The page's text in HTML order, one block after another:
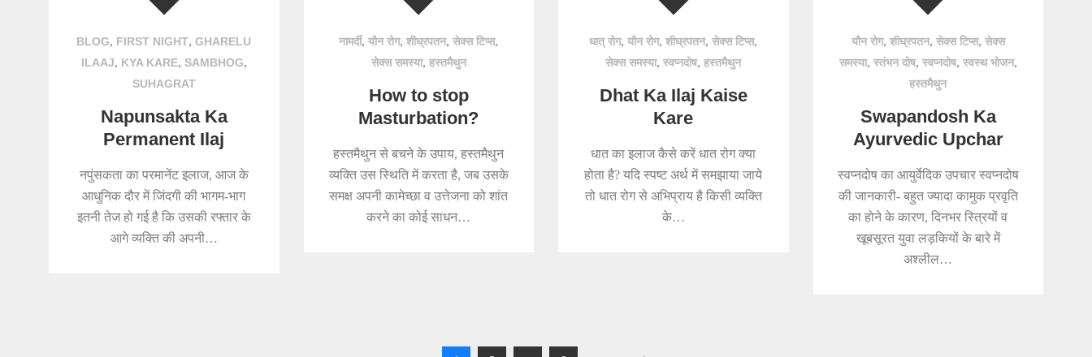
BLOG, FIRST NIGHT,GHARELU
ILAAJ, KYA KARE, SAMBHOG,
SUHAGRAT
Napunsakta Ka
Permanent Ilaj
नपुंसकता का परमानेंट इलाज, आज के
आधुनिक दौर में जिंदगी की भागम-भाग
इतनी तेज हो गई है कि उसकी रफ्तार के
आगे व्यक्ति की अपनी…
नामर्दी,यौन रोग,शीघ्रपतन,सेक्स टिप्स,
सेक्स समस्या, हस्तमैथुन
How to stop
Masturbation?
हस्तमैथुन से बचने के उपाय, हस्तमैथुन
व्यक्ति उस स्थिति में करता है, जब उसके
समक्ष अपनी कामेच्छा व उत्तेजना को शांत
करने का कोई साधन…
धात् रोग,यौन रोग,शीघ्रपतन,सेक्स टिप्स,
सेक्स समस्या,स्वप्नदोष,हस्तमैथुन
Dhat Ka Ilaj Kaise
Kare
धात का इलाज कैसे करें धात रोग क्या
होता है? यदि स्पष्ट अर्थ में समझाया जाये
तो धात रोग से अभिप्राय है किसी व्यक्ति
के…
यौन रोग, शीघ्रपतन, सेक्स टिप्स, सेक्स
समस्या, स्तंभन दोष, स्वप्नदोष, स्वस्थ भोजन,
हस्तमैथुन
Swapandosh Ka
Ayurvedic Upchar
स्वप्नदोष का आयुर्वेदिक उपचार स्वप्नदोष
की जानकारी- बहुत ज्यादा कामुक प्रवृति
का होने के कारण, दिनभर स्त्रियों व
खूबसूरत युवा लड़कियों के बारे में
अश्लील…